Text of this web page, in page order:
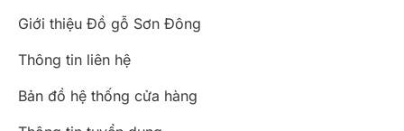
Giới thiệu Đồ gỗ Sơn Đông
Thông tin liên hệ
Bản đồ hệ thống cửa hàng